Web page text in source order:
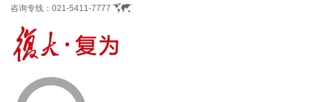
咨询专线： 021-5411-7777